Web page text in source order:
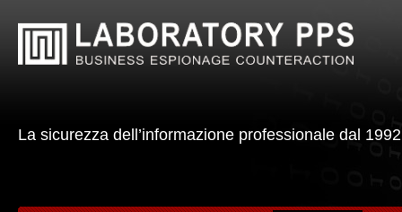
La sicurezza dell’informazione professionale dal